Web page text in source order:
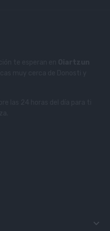
keyboard_arrow_down